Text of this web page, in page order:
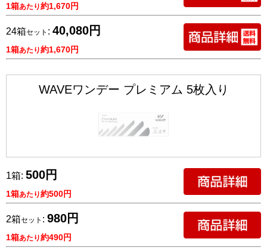
1箱あたり約1,670円
24箱セット : 40,080円
1箱あたり約1,670円
WAVEワンデー プレミアム 5枚入り
1箱: 500円
1箱あたり約500円
2箱セット : 980円
1箱あたり約490円